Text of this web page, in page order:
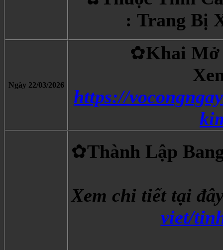
: Trang Bị
Ngày 22/03/2026
✿Khai Mở
https://
✿Thành Lập
Xem chi tiết tại
viet/